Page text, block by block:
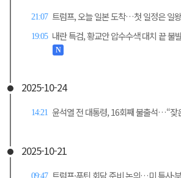
21:07 트럼프, 오늘 일본 도착…첫 일정은 일
19:05 내란 특검, 황교안 압수수색 대치 끝
N
2025-10-24
14:21 윤석열 전 대통령, 16회째 불출석…“잦
2025-10-21
09:47 트럼프·푸틴 회담 준비 논의…미 특사·